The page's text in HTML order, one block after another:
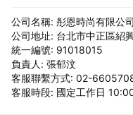
公司名稱: 彤恩時尚有限公司
公司地址: 台北市中正區紹
統一編號: 91018015
負責人: 張郁汶
客服聯繫方式: 02-
客服時段: 國定工作日